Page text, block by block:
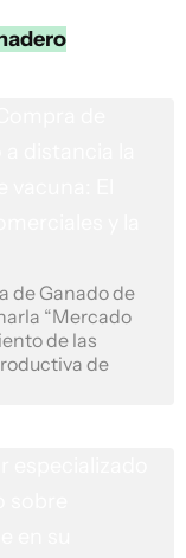
de Ganado de
“Mercado
de las
de